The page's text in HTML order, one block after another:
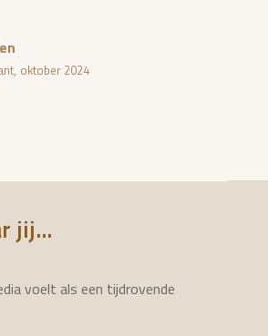
, oktober 2024
jij...
voelt als een tijdrovende